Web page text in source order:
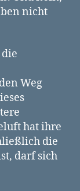
nicht
Weg
hat ihre
die
darf sich